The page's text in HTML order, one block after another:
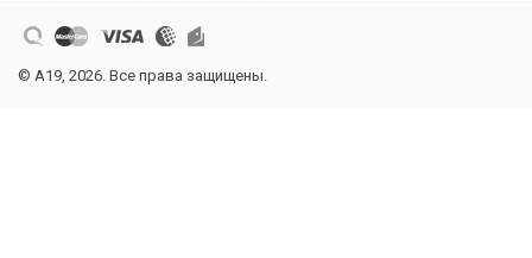
© A19, 2026. Все права защищены.